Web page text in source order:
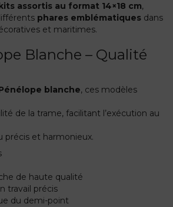
assortis au format 14×18 cm,
phares emblématiques dans
et maritimes.
Blanche – Qualité
blanche, ces modèles
de la trame, facilitant l’exécution au
précis et harmonieux.
de haute qualité
travail précis
du demi-point